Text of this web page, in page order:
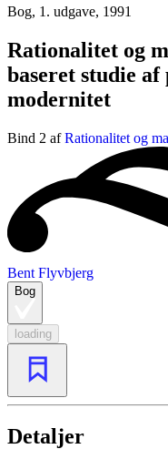
Bog, 1. udgave, 1991
Rationalitet og
baseret studie
modernitet
Bind 2 afRationalitet og
Bent Flyvbjerg
Bog
loading
Detaljer